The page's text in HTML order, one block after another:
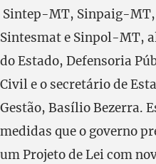
Sintep-MT, Sinpaig-
Sintesmat e Sinpol-MT,
do Estado, Defensoria
Civil e o secretário de
Gestão, Basílio Bezerra.
medidas que o governo
um Projeto de Lei com